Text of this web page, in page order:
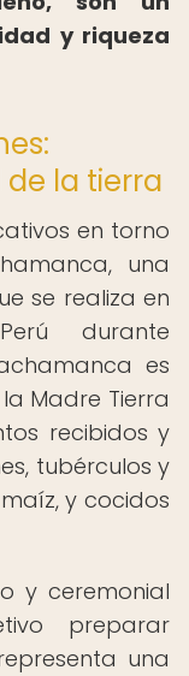
y riqueza
la tierra
en torno
una
se realiza en
durante
es
Madre Tierra
recibidos y
tubérculos y
y cocidos
y ceremonial
preparar
una